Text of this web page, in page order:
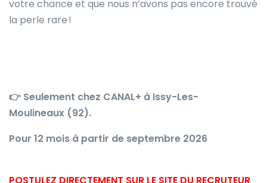
votre chance et que nous n’avons pas encore trouvé
la perle rare !
👉 Seulement chez CANAL+ à Issy-Les-
Moulineaux (92).
Pour 12 mois à partir de septembre 2026
POSTULEZ DIRECTEMENT SUR LE SITE DU RECRUTEUR